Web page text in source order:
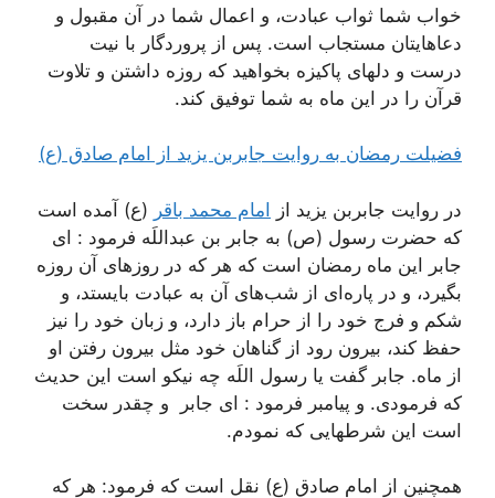
خواب شما ثواب عبادت، و اعمال شما در آن مقبول و
دعاهایتان مستجاب است. پس از پروردگار با نیت
درست و دلهای پاکیزه بخواهید که روزه داشتن و تلاوت
قرآن را در این ماه به شما توفیق کند.
فضیلت رمضان به روایت جابربن یزید از امام صادق (ع)
در روایت جابربن یزید از امام محمد باقر (ع) آمده است
که حضرت رسول (ص) به جابر بن عبداللَه فرمود : اى
جابر این ماه رمضان است که هر که در روزهای آن روزه
بگیرد، و در پاره‌ای از شب‌های آن به عبادت بایستد، و
شکم و فرج خود را از حرام باز دارد، و زبان خود را نیز
حفظ کند، بیرون رود از گناهان خود مثل بیرون رفتن او
از ماه. جابر گفت یا رسول اللَه چه نیکو است این حدیث
که فرمودى. و پیامبر فرمود : اى جابر و چقدر سخت
است این شرطهایى که نمودم.
همچنین از امام صادق (ع) نقل است که فرمود: هر که